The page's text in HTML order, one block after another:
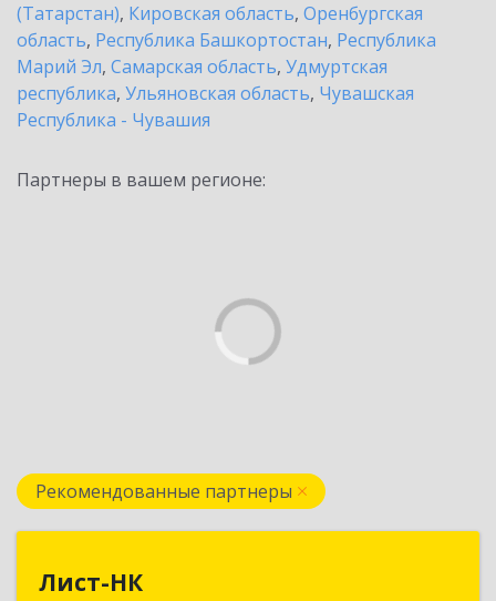
(Татарстан), Кировская область, Оренбургская
область, Республика Башкортостан, Республика
Марий Эл, Самарская область, Удмуртская
республика, Ульяновская область, Чувашская
Республика - Чувашия
Партнеры в вашем регионе:
Рекомендованные партнеры
Лист-НК